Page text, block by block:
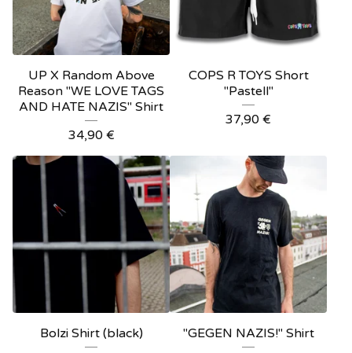
UP X Random Above
Reason "WE LOVE TAGS
AND HATE NAZIS" Shirt
34,90 €
COPS R TOYS Short
"Pastell"
37,90 €
Bolzi Shirt (black)
"GEGEN NAZIS!" Shirt